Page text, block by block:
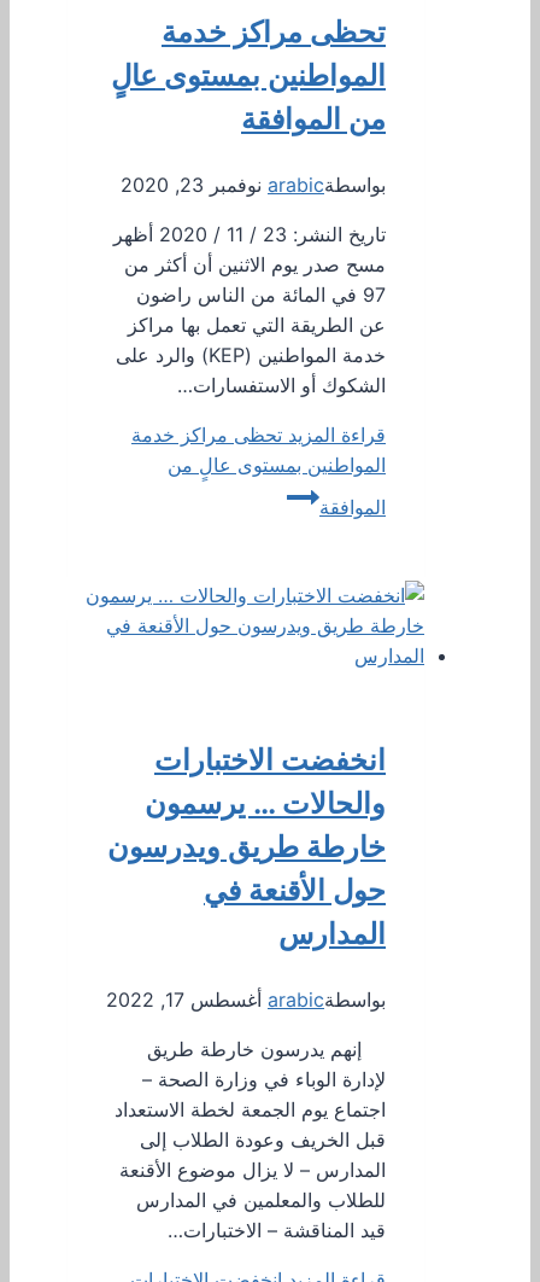
تحظى مراكز خدمة
المواطنين بمستوى عالٍ
من الموافقة
بواسطةarabic نوفمبر 23, 2020
تاريخ النشر: 23 / 11 / 2020 أظهر
مسح صدر يوم الاثنين أن أكثر من
97 في المائة من الناس راضون
عن الطريقة التي تعمل بها مراكز
خدمة المواطنين (KEP) والرد على
الشكوك أو الاستفسارات…
قراءة المزيد تحظى مراكز خدمة
المواطنين بمستوى عالٍ من
الموافقة
انخفضت الاختبارات
والحالات … يرسمون
خارطة طريق ويدرسون
حول الأقنعة في
المدارس
بواسطةarabic أغسطس 17, 2022
إنهم يدرسون خارطة طريق
لإدارة الوباء في وزارة الصحة –
اجتماع يوم الجمعة لخطة الاستعداد
قبل الخريف وعودة الطلاب إلى
المدارس – لا يزال موضوع الأقنعة
للطلاب والمعلمين في المدارس
قيد المناقشة – الاختبارات…